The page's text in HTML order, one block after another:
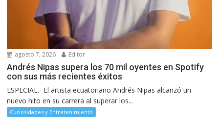
agosto 7, 2026 Editor
Andrés Nipas supera los 70 mil oyentes en Spotify
con sus más recientes éxitos
ESPECIAL.- El artista ecuatoriano Andrés Nipas alcanzó un
nuevo hito en su carrera al superar los...
Curiosidades y Entretenimiento